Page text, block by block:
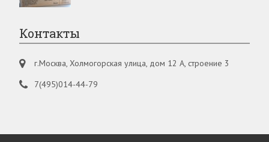
Контакты
г.Москва, Холмогорская улица, дом 12 А, строение 3
7(495)014-44-79